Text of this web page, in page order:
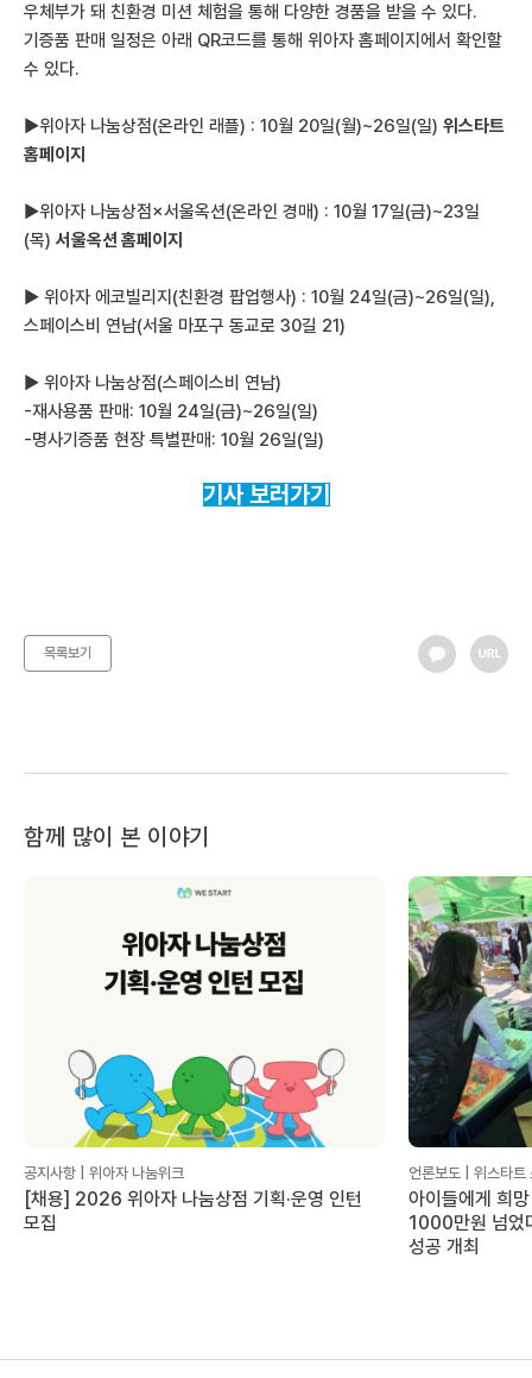
우체부가 돼 친환경 미션 체험을 통해 다양한 경품을 받을 수 있다.
기증품 판매 일정은 아래 QR코드를 통해 위아자 홈페이지에서 확인할
수 있다.
▶위아자 나눔상점(온라인 래플) : 10월 20일(월)~26일(일) 위스타트
홈페이지
▶위아자 나눔상점×서울옥션(온라인 경매) : 10월 17일(금)~23일
(목) 서울옥션 홈페이지
▶ 위아자 에코빌리지(친환경 팝업행사) : 10월 24일(금)~26일(일),
스페이스비 연남(서울 마포구 동교로 30길 21)
▶ 위아자 나눔상점(스페이스비 연남)
-재사용품 판매: 10월 24일(금)~26일(일)
-명사기증품 현장 특별판매: 10월 26일(일)
기사 보러가기
목록보기
함께 많이 본 이야기
공지사항 | 위아자 나눔위크
[채용] 2026 위아자 나눔상점 기획·운영 인턴
모집
언론보도 | 위스타트
아이들에게 희
1000만원 넘었
성공 개최